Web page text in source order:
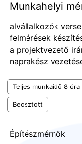
Munkahelyi
alvállalkozók
felmérések
a projektvezető
naprakész
Teljes munkaidő 8 óra
Beosztott
Építészmérnök